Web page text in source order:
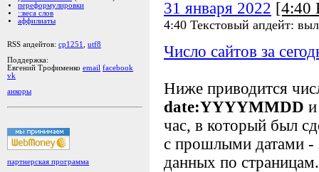
переформулировки
::веса слов
аффилиаты
RSS апдейтов: cp1251
utf8
Поддержка:
Евгений Трофименко email facebook
vk
анкоры
партнерская программа
31 января 2022 [4:40
4:40 Текстовый апдейт:
Число сайтов за
Ниже приводится
date:YYYYMMDD
час, в который был
с прошлыми датами -
данных по страницам.